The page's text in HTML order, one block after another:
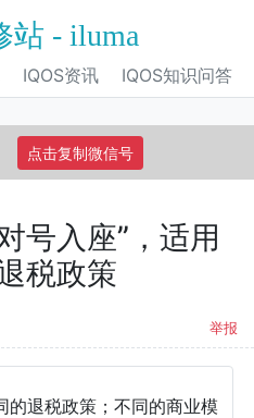
站 - iluma
IQOS资讯 IQOS知识问答
IQOS专营店|IQOS自营店
号入座”，适用
税政策
举报
的退税政策；不同的商业模
点击复制微信号